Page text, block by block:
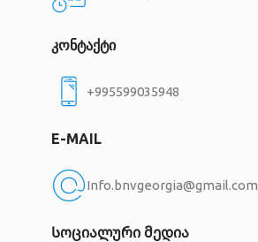
კონტაქტი
+995599035948
E-MAIL
Info.bnvgeorgia@gmail.com
Სოციალური მედია